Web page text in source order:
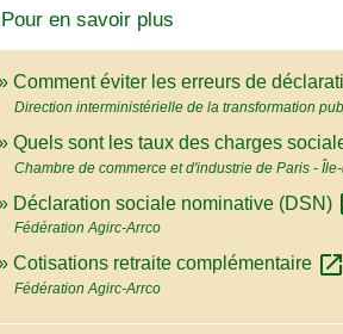
Pour en savoir plus
Comment éviter les erreurs de
Direction interministérielle de la transformation
Quels sont les taux des charges
Chambre de commerce et d'industrie de Paris -
Déclaration sociale nominative (DSN)
Fédération Agirc-Arrco
Cotisations retraite complémentaire open_in_new
Fédération Agirc-Arrco